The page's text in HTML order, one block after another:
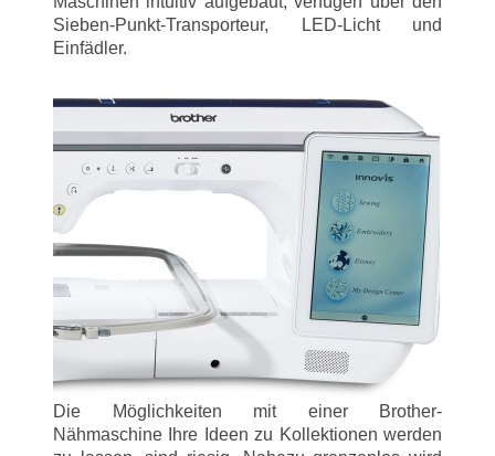
Sieben-Punkt-Transporteur, LED-Licht und
Einfädler.
Die Möglichkeiten mit einer Brother-
Nähmaschine Ihre Ideen zu Kollektionen werden